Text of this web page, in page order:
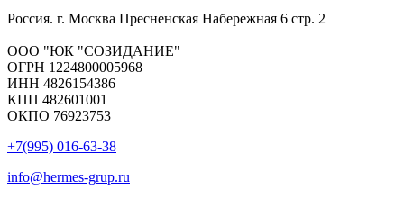
Россия. г. Москва Пресненская Набережная 6 стр. 2
ООО "ЮК "СОЗИДАНИЕ"
ОГРН 1224800005968
ИНН 4826154386
КПП 482601001
ОКПО 76923753
+7(995) 016-63-38
info@hermes-grup.ru